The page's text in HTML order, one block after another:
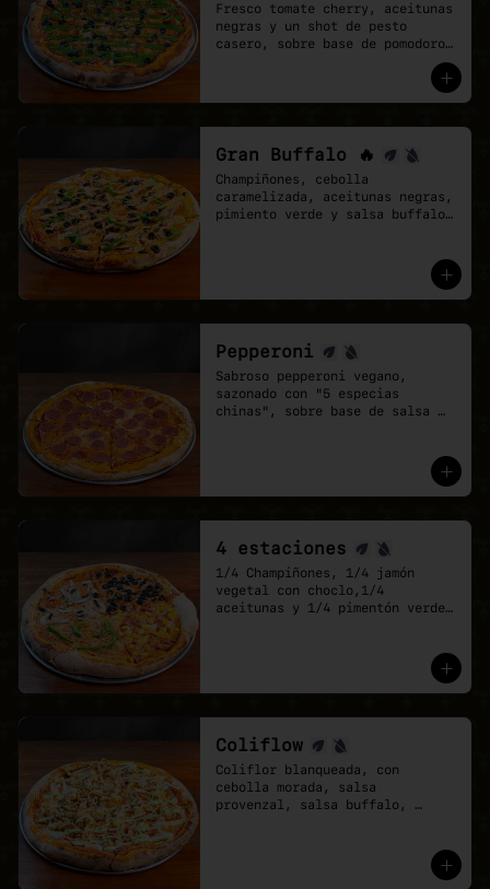
Fresco tomate cherry, aceitunas
negras y un shot de pesto
casero, sobre base de pomodoro
Gran Buffalo 🔥
Champiñones, cebolla
caramelizada, aceitunas negras,
pimiento verde y salsa buffalo
Pepperoni
Sabroso pepperoni vegano,
sazonado con "5 especias
chinas", sobre base de salsa
4 estaciones
1/4 Champiñones, 1/4 jamón
vegetal con choclo,1/4
aceitunas y 1/4 pimentón verde
elegir, elige una que lo tenga
Coliflow
Coliflor blanqueada, con
cebolla morada, salsa
provenzal, salsa buffalo,